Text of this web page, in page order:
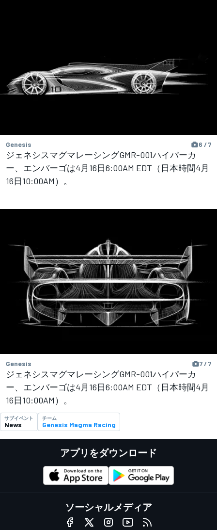
Genesis 6 / 7
ジェネシスマグマレーシングGMR-001ハイパーカ
ー、エンバーゴは4月16日6:00AM EDT（日本時間4月
16日10:00AM）。
Genesis 7 / 7
ジェネシスマグマレーシングGMR-001ハイパーカ
ー、エンバーゴは4月16日6:00AM EDT（日本時間4月
16日10:00AM）。
サブイベント
News
チーム
Genesis Magma Racing
アプリをダウンロード
ソーシャルメディア